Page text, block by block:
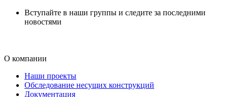
Вступайте в наши группы и следите за последними
новостями
О компании
Наши проекты
Обследование несущих конструкций
Документация